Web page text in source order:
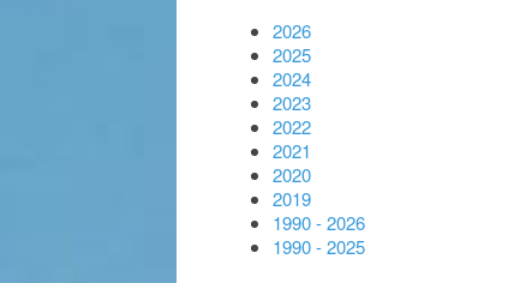
2026
2025
2024
2023
2022
2021
2020
2019
1990 - 2026
1990 - 2025